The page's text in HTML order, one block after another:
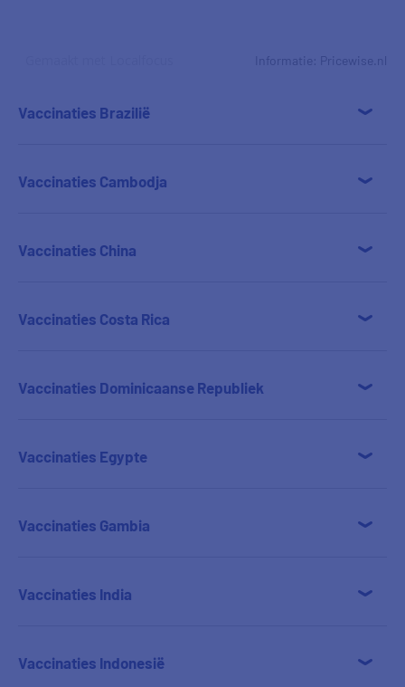
Informatie: Pricewise.nl
Vaccinaties Brazilië
Vaccinaties Cambodja
Vaccinaties China
Vaccinaties Costa Rica
Vaccinaties Dominicaanse Republiek
Vaccinaties Egypte
Vaccinaties Gambia
Vaccinaties India
Vaccinaties Indonesië